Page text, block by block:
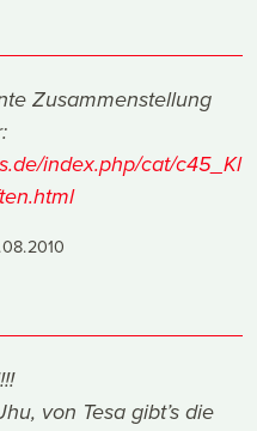
Zusammenstellung
index.php/cat/c45_Kl
von Tesa gibt’s die